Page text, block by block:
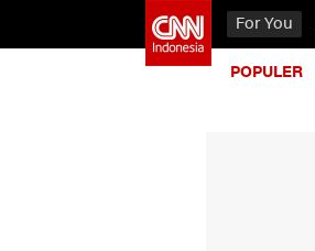
For You
POPULER